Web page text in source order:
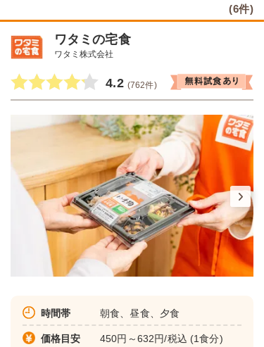
(6件)
ワタミの宅食
ワタミ株式会社
4.2 (762件)
時間帯 朝食、昼食、夕食
価格目安 450円～632円/税込 (1食分)